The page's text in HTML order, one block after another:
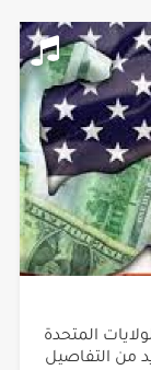
المتحدة
من التفاصيل